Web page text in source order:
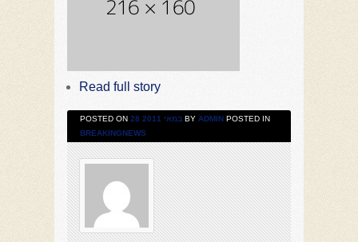
Read full story
POSTED ON 28 במאי 2011 BY ADMIN POSTED IN
BREAKINGNEWS